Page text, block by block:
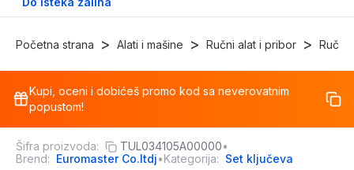
Početna strana > Alati i mašine > Ručni alat i pribor > Ručni
%
Kupi, oceni i dobićeš promo kod sa neverovatnim
popustom!
Šifra proizvoda: TUL034105A00000•
Brend: Euromaster Co.ltdj•Kategorija: Set ključeva